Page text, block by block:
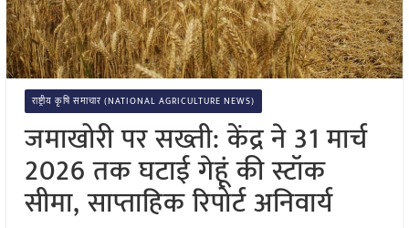
राष्ट्रीय कृषि समाचार (NATIONAL AGRICULTURE NEWS)
जमाखोरी पर सख्ती: केंद्र ने 31 मार्च
2026 तक घटाई गेहूं की स्टॉक
सीमा, साप्ताहिक रिपोर्ट अनिवार्य